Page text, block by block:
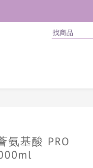
氨基酸 PRO